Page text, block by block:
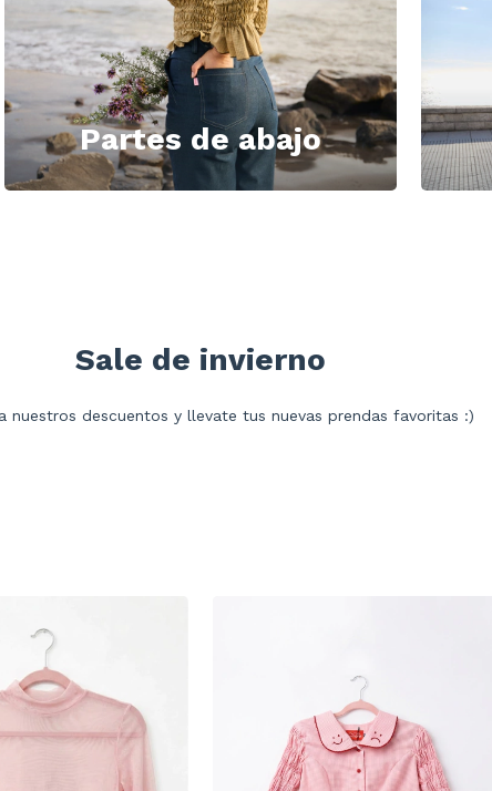
Partes de abajo
Sale de invierno
nuestros descuentos y llevate tus nuevas prendas favoritas :)